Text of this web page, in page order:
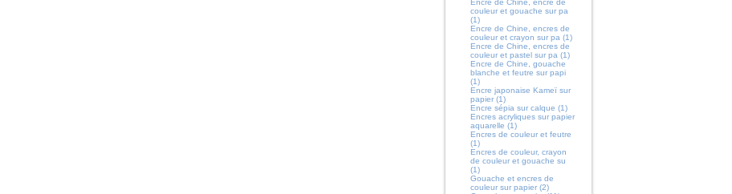
Encre de Chine, encre de
couleur et gouache sur pa
(1)
Encre de Chine, encres de
couleur et crayon sur pa (1)
Encre de Chine, encres de
couleur et pastel sur pa (1)
Encre de Chine, gouache
blanche et feutre sur papi
(1)
Encre japonaise Kameï sur
papier (1)
Encre sépia sur calque (1)
Encres acryliques sur papier
aquarelle (1)
Encres de couleur et feutre
(1)
Encres de couleur, crayon
de couleur et gouache su
(1)
Gouache et encres de
couleur sur papier (2)